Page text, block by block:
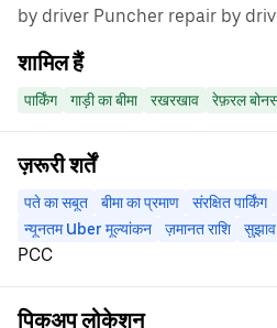
by driver Puncher repair by
शामिल हैं
पार्किंग गाड़ी का बीमा रखरखाव रेफ़रल
ज़रूरी शर्तें
पते का सबूत बीमा का प्रमाण संरक्षित पार्किंग
न्यूनतम Uber मूल्यांकन
ज़मानत राशि
PCC
पिकअप लोकेशन